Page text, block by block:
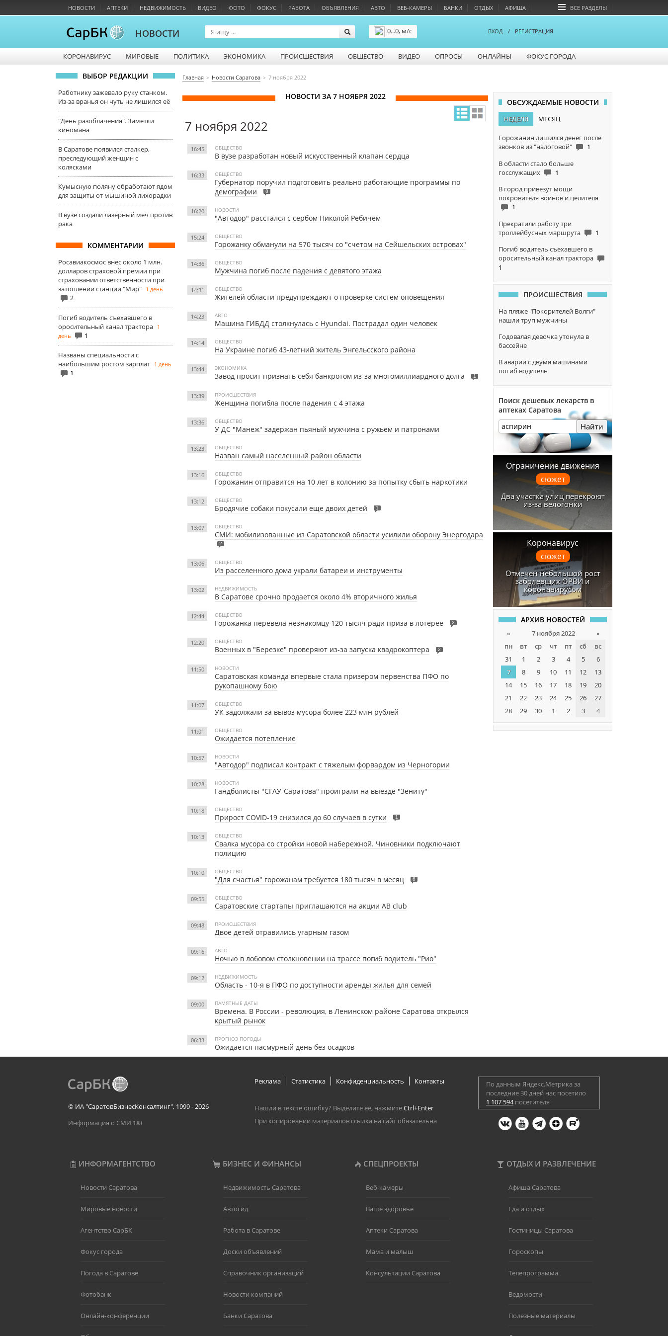
НОВОСТИ АПТЕКИ НЕДВИЖИМОСТЬ ВИДЕО ФОТО ФОКУС РАБОТА ОБЪЯВЛЕНИЯ АВТО ВЕБ-КАМЕРЫ БАНКИ ОТДЫХ АФИША ВСЕ РАЗДЕЛЫ
НОВОСТИ
0...0, м/с
ВХОД / РЕГИСТРАЦИЯ
КОРОНАВИРУС МИРОВЫЕ ПОЛИТИКА ЭКОНОМИКА ПРОИСШЕСТВИЯ ОБЩЕСТВО ВИДЕО ОПРОСЫ ОНЛАЙНЫ ФОКУС ГОРОДА
ВЫБОР РЕДАКЦИИ
Работнику зажевало руку станком.
Из-за вранья он чуть не лишился её
"День разоблачения". Заметки
киномана
В Саратове появился сталкер,
преследующий женщин с
колясками
Кумысную поляну обработают ядом
для защиты от мышиной лихорадки
В вузе создали лазерный меч против
рака
КОММЕНТАРИИ
Росавиакосмос внес около 1 млн.
долларов страховой премии при
страховании ответственности при
затоплении станции "Мир" 1 день
2
Погиб водитель съехавшего в
оросительный канал трактора 1
день
1
Названы специальности с
наибольшим ростом зарплат 1 день
1
Главная Новости Саратова 7 ноября 2022
НОВОСТИ ЗА 7 НОЯБРЯ 2022
7 ноября 2022
16:45 ОБЩЕСТВО
В вузе разработан новый искусственный клапан сердца
16:33 ОБЩЕСТВО
Губернатор поручил подготовить реально работающие программы по
демографии
8
16:20 НОВОСТИ
"Автодор" расстался с сербом Николой Ребичем
15:24 ОБЩЕСТВО
Горожанку обманули на 570 тысяч со "счетом на Сейшельских островах"
14:36 ОБЩЕСТВО
Мужчина погиб после падения с девятого этажа
14:31 ОБЩЕСТВО
Жителей области предупреждают о проверке систем оповещения
14:23 АВТО
Машина ГИБДД столкнулась с Hyundai. Пострадал один человек
14:14 ОБЩЕСТВО
На Украине погиб 43-летний житель Энгельсского района
13:44 ЭКОНОМИКА
Завод просит признать себя банкротом из-за многомиллиардного долга 1
13:39 ПРОИСШЕСТВИЯ
Женщина погибла после падения с 4 этажа
13:36 ОБЩЕСТВО
У ДС "Манеж" задержан пьяный мужчина с ружьем и патронами
13:23 ОБЩЕСТВО
Назван самый населенный район области
13:16 ОБЩЕСТВО
Горожанин отправится на 10 лет в колонию за попытку сбыть наркотики
13:12 ОБЩЕСТВО
Бродячие собаки покусали еще двоих детей 1
13:07 ОБЩЕСТВО
СМИ: мобилизованные из Саратовской области усилили оборону Энергодара
2
13:06 ОБЩЕСТВО
Из расселенного дома украли батареи и инструменты
13:02 НЕДВИЖИМОСТЬ
В Саратове срочно продается около 4% вторичного жилья
12:44 ОБЩЕСТВО
Горожанка перевела незнакомцу 120 тысяч ради приза в лотерее 2
12:20 ОБЩЕСТВО
Военных в "Березке" проверяют из-за запуска квадрокоптера 2
11:50 НОВОСТИ
Саратовская команда впервые стала призером первенства ПФО по
рукопашному бою
11:07 ОБЩЕСТВО
УК задолжали за вывоз мусора более 223 млн рублей
11:01 ОБЩЕСТВО
Ожидается потепление
10:57 НОВОСТИ
"Автодор" подписал контракт с тяжелым форвардом из Черногории
10:28 НОВОСТИ
Гандболисты "СГАУ-Саратова" проиграли на выезде "Зениту"
10:18 ОБЩЕСТВО
Прирост COVID-19 снизился до 60 случаев в сутки 1
10:13 ОБЩЕСТВО
Свалка мусора со стройки новой набережной. Чиновники подключают
полицию
10:10 ОБЩЕСТВО
"Для счастья" горожанам требуется 180 тысяч в месяц 6
09:55 ОБЩЕСТВО
Саратовские стартапы приглашаются на акции AB club
09:48 ПРОИСШЕСТВИЯ
Двое детей отравились угарным газом
09:16 АВТО
Ночью в лобовом столкновении на трассе погиб водитель "Рио"
09:12 НЕДВИЖИМОСТЬ
Область - 10-я в ПФО по доступности аренды жилья для семей
09:00 ПАМЯТНЫЕ ДАТЫ
Времена. В России - революция, в Ленинском районе Саратова открылся
крытый рынок
06:33 ПРОГНОЗ ПОГОДЫ
Ожидается пасмурный день без осадков
ОБСУЖДАЕМЫЕ НОВОСТИ
НЕДЕЛЯ МЕСЯЦ
Горожанин лишился денег после
звонков из "налоговой"
1
В области стало больше
госслужащих
1
В город привезут мощи
покровителя воинов и целителя
1
Прекратили работу три
троллейбусных маршрута
1
Погиб водитель съехавшего в
оросительный канал трактора
1
ПРОИСШЕСТВИЯ
На пляже "Покорителей Волги"
нашли труп мужчины
Годовалая девочка утонула в
бассейне
В аварии с двумя машинами
погиб водитель
Поиск дешевых лекарств в
аптеках Саратова
Найти
Ограничение движения
сюжет
Два участка улиц перекроют
из-за велогонки
Коронавирус
сюжет
Отмечен небольшой рост
заболевших ОРВИ и
коронавирусом
АРХИВ НОВОСТЕЙ
« 7 ноября 2022
»
пн
вт ср чт пт сб
вс
31
1 2 3 4 5
6
7
8 9 10 11 12
13
14
15 16 17 18 19
20
21
22 23 24 25 26
27
28
29 30 1 2 3 4
© ИА "СаратовБизнесКонсалтинг", 1999 - 2026
Информация о СМИ 18+
Реклама Статистика Конфиденциальность Контакты
Нашли в тексте ошибку? Выделите её, нажмитеCtrl+Enter
При копировании материалов ссылка на сайт обязательна
По данным Яндекс.Метрика за
последние 30 дней нас посетило
1 107 594посетителя
ИНФОРМАГЕНТСТВО БИЗНЕС И ФИНАНСЫ СПЕЦПРОЕКТЫ ОТДЫХ И РАЗВЛЕЧЕНИЕ
Новости Саратова
Мировые новости
Агентство СарБК
Фокус города
Погода в Саратове
Фотобанк
Онлайн-конференции
Недвижимость Саратова
Автогид
Работа в Саратове
Доски объявлений
Справочник организаций
Новости компаний
Банки Саратова
Веб-камеры
Ваше здоровье
Аптеки Саратова
Мама и малыш
Консультации Саратова
Афиша Саратова
Еда и отдых
Гостиницы Саратова
Гороскопы
Телепрограмма
Ведомости
Полезные материалы